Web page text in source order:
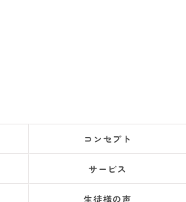
コンセプト
サービス
生徒様の声